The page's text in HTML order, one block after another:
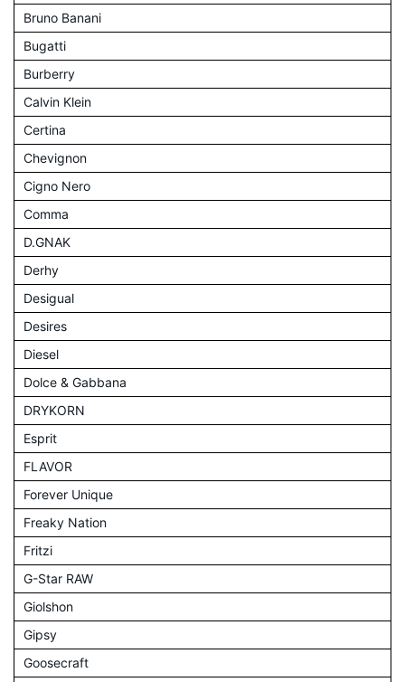
Bruno Banani
Bugatti
Burberry
Calvin Klein
Certina
Chevignon
Cigno Nero
Comma
D.GNAK
Derhy
Desigual
Desires
Diesel
Dolce & Gabbana
DRYKORN
Esprit
FLAVOR
Forever Unique
Freaky Nation
Fritzi
G-Star RAW
Giolshon
Gipsy
Goosecraft